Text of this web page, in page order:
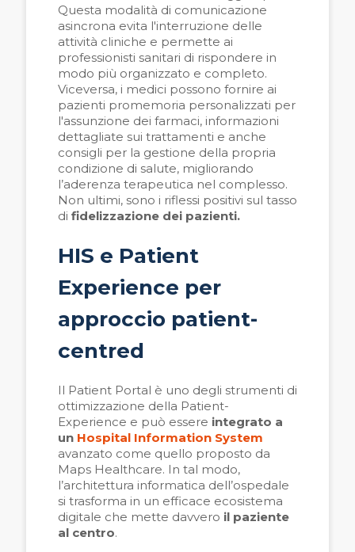
Questa modalità di comunicazione
asincrona evita l'interruzione delle
attività cliniche e permette ai
professionisti sanitari di rispondere in
modo più organizzato e completo.
Viceversa, i medici possono fornire ai
pazienti promemoria personalizzati per
l'assunzione dei farmaci, informazioni
dettagliate sui trattamenti e anche
consigli per la gestione della propria
condizione di salute, migliorando
l’aderenza terapeutica nel complesso.
Non ultimi, sono i riflessi positivi sul tasso
di fidelizzazione dei pazienti.
HIS e Patient
Experience per
approccio patient-
centred
Il Patient Portal è uno degli strumenti di
ottimizzazione della Patient-
Experience e può essere integrato a
un Hospital Information System
avanzato come quello proposto da
Maps Healthcare. In tal modo,
l’architettura informatica dell’ospedale
si trasforma in un efficace ecosistema
digitale che mette davvero il paziente
al centro.